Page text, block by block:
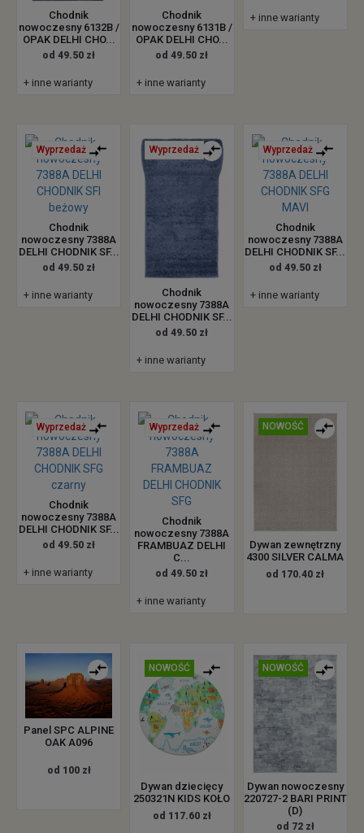
Chodnik
nowoczesny 6132B /
OPAK DELHI CHO...
od 49.50 zł
+ inne warianty
Chodnik
nowoczesny 6131B /
OPAK DELHI CHO...
od 49.50 zł
+ inne warianty
+ inne warianty
Wyprzedaż
Chodnik
nowoczesny 7388A
DELHI CHODNIK SF...
od 49.50 zł
+ inne warianty
Wyprzedaż
Chodnik
nowoczesny 7388A
DELHI CHODNIK SF...
od 49.50 zł
+ inne warianty
Wyprzedaż
Chodnik
nowoczesny 7388A
DELHI CHODNIK SF...
od 49.50 zł
+ inne warianty
Wyprzedaż
Chodnik
nowoczesny 7388A
DELHI CHODNIK SF...
od 49.50 zł
+ inne warianty
Wyprzedaż
Chodnik
nowoczesny 7388A
FRAMBUAZ DELHI
C...
od 49.50 zł
+ inne warianty
NOWOŚĆ
Dywan zewnętrzny
4300 SILVER CALMA
od 170.40 zł
Panel SPC ALPINE
OAK A096
od 100 zł
NOWOŚĆ
Dywan dziecięcy
250321N KIDS KOŁO
od 117.60 zł
NOWOŚĆ
Dywan nowoczesny
220727-2 BARI PRINT
(D)
od 72 zł